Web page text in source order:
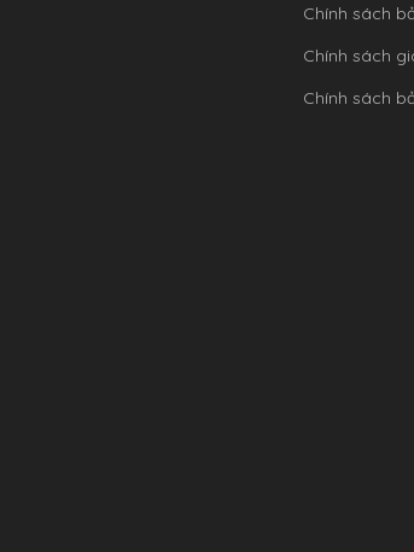
Chính sách
Chính sách
Chính sách